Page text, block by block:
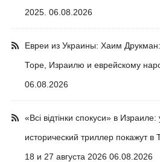
2025. 06.08.2026
Евреи из Украины: Хаим
Торе, Израилю и еврейскому
06.08.2026
«Всі відтінки спокуси» в
исторический триллер покажут
18 и 27 августа 2026 06.08.2026